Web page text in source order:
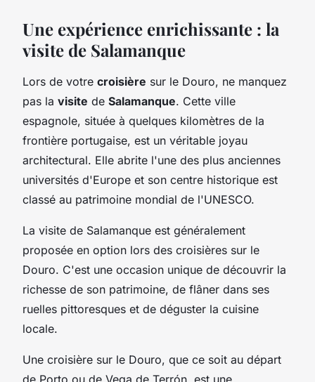
Une expérience enrichissante : la
visite de Salamanque
Lors de votre croisière sur le Douro, ne manquez
pas la visite de Salamanque. Cette ville
espagnole, située à quelques kilomètres de la
frontière portugaise, est un véritable joyau
architectural. Elle abrite l'une des plus anciennes
universités d'Europe et son centre historique est
classé au patrimoine mondial de l'UNESCO.
La visite de Salamanque est généralement
proposée en option lors des croisières sur le
Douro. C'est une occasion unique de découvrir la
richesse de son patrimoine, de flâner dans ses
ruelles pittoresques et de déguster la cuisine
locale.
Une croisière sur le Douro, que ce soit au départ
de Porto ou de Vega de Terrón, est une